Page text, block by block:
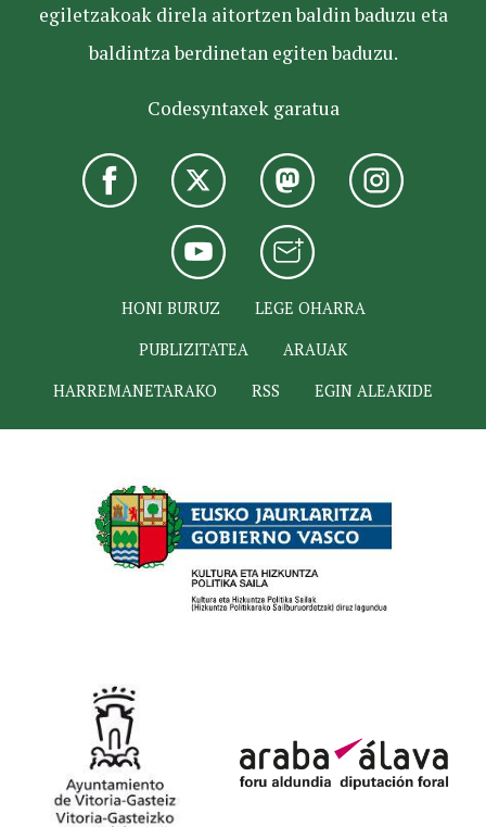
egiletzakoak direla aitortzen baldin baduzu eta
baldintza berdinetan egiten baduzu.
Codesyntaxek garatua
HONI BURUZ
LEGE OHARRA
PUBLIZITATEA
ARAUAK
HARREMANETARAKO
RSS EGIN ALEAKIDE